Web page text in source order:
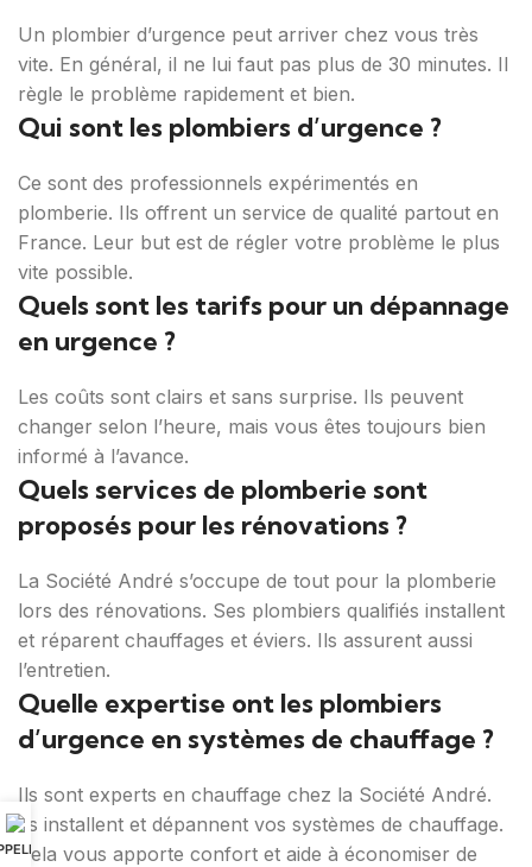
Un plombier d’urgence peut arriver chez vous très
vite. En général, il ne lui faut pas plus de 30 minutes. Il
règle le problème rapidement et bien.
Qui sont les plombiers d’urgence ?
Ce sont des professionnels expérimentés en
plomberie. Ils offrent un service de qualité partout en
France. Leur but est de régler votre problème le plus
vite possible.
Quels sont les tarifs pour un dépannage
en urgence ?
Les coûts sont clairs et sans surprise. Ils peuvent
changer selon l’heure, mais vous êtes toujours bien
informé à l’avance.
Quels services de plomberie sont
proposés pour les rénovations ?
La Société André s’occupe de tout pour la plomberie
lors des rénovations. Ses plombiers qualifiés installent
et réparent chauffages et éviers. Ils assurent aussi
l’entretien.
Quelle expertise ont les plombiers
d’urgence en systèmes de chauffage ?
Ils sont experts en chauffage chez la Société André.
Ils installent et dépannent vos systèmes de chauffage.
Cela vous apporte confort et aide à économiser de